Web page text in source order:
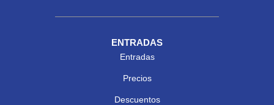
ENTRADAS
Entradas
Precios
Descuentos